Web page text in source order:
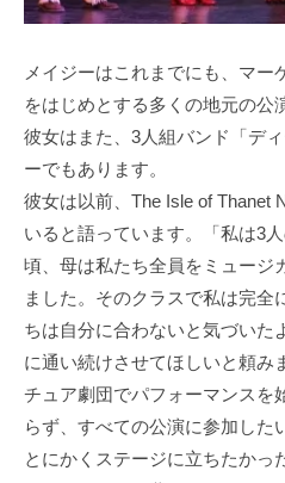
メイジーはこれまでにも、マ
をはじめとする多くの地元の公
彼女はまた、3人組バンド「デ
ーでもあります。
彼女は以前、The Isle of Thanet
いると語っています。「私は3
頃、母は私たち全員をミュージ
ました。そのクラスで私は完全
ちは自分に合わないと気づいた
に通い続けさせてほしいと頼み
チュア劇団でパフォーマンスを
らず、すべての公演に参加した
とにかくステージに立ちたかっ